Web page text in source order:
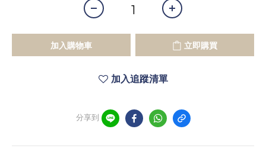
加入購物車 立即購買
加入追蹤清單
分享到